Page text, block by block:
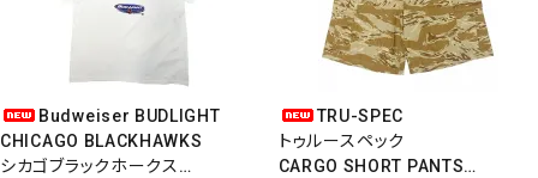
Budweiser BUDLIGHT
CHICAGO BLACKHAWKS
シカゴブラックホークス
TRU-SPEC
トゥルースペック
CARGO SHORT PANTS